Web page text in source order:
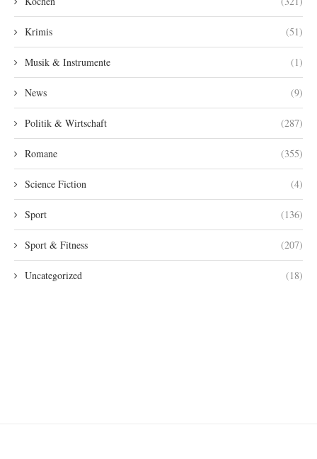
Krimis (51)
Musik & Instrumente (1)
News (9)
Politik & Wirtschaft (287)
Romane (355)
Science Fiction (4)
Sport (136)
Sport & Fitness (207)
Uncategorized (18)